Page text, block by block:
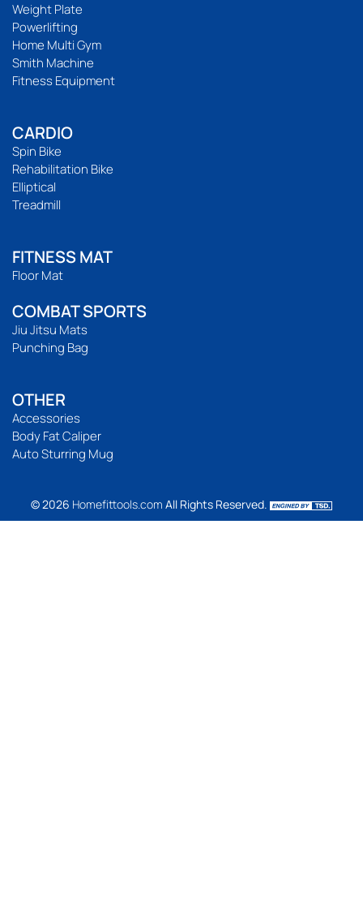
Weight Plate
Powerlifting
Home Multi Gym
Smith Machine
Fitness Equipment
CARDIO
Spin Bike
Rehabilitation Bike
Elliptical
Treadmill
FITNESS MAT
Floor Mat
COMBAT SPORTS
Jiu Jitsu Mats
Punching Bag
OTHER
Accessories
Body Fat Caliper
Auto Sturring Mug
© 2026 Homefittools.com All Rights Reserved.